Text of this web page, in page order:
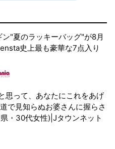
"夏のラッキーバッグ"が8月
史上最も豪華な7点入り
思って、あなたにこれをあげ
で見知らぬお婆さんに握らさ
・30代女性)|Jタウンネット